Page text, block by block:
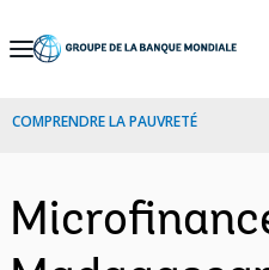
Skip
Navigation
COMPRENDRE LA PAUVRETÉ